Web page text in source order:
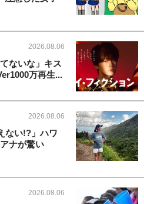
2026.08.06
ないな」キス
万再生...
2026.08.06
ない!?」ハワ
ナが驚い
2026.08.06